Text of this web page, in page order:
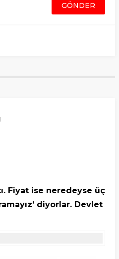
Fiyat ise neredeyse üç
diyorlar. Devlet